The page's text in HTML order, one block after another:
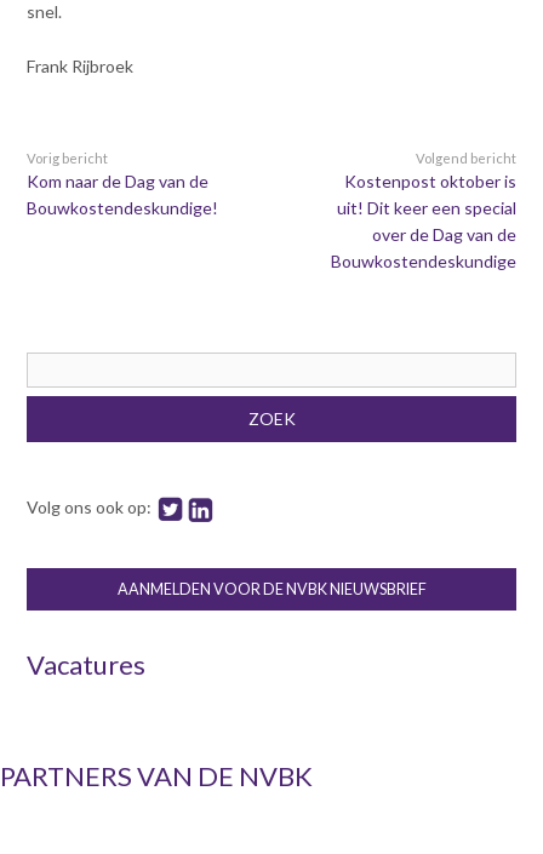
snel.
Frank Rijbroek
Vorig bericht
Kom naar de Dag van de
Bouwkostendeskundige!
Volgend bericht
Kostenpost oktober is
uit! Dit keer een special
over de Dag van de
Bouwkostendeskundige
ZOEK
Volg ons ook op:
AANMELDEN VOOR DE NVBK NIEUWSBRIEF
Vacatures
PARTNERS VAN DE NVBK